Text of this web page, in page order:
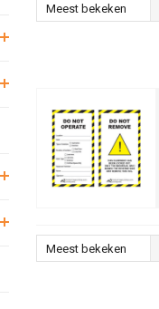
Meest bekeken
Meest bekeken